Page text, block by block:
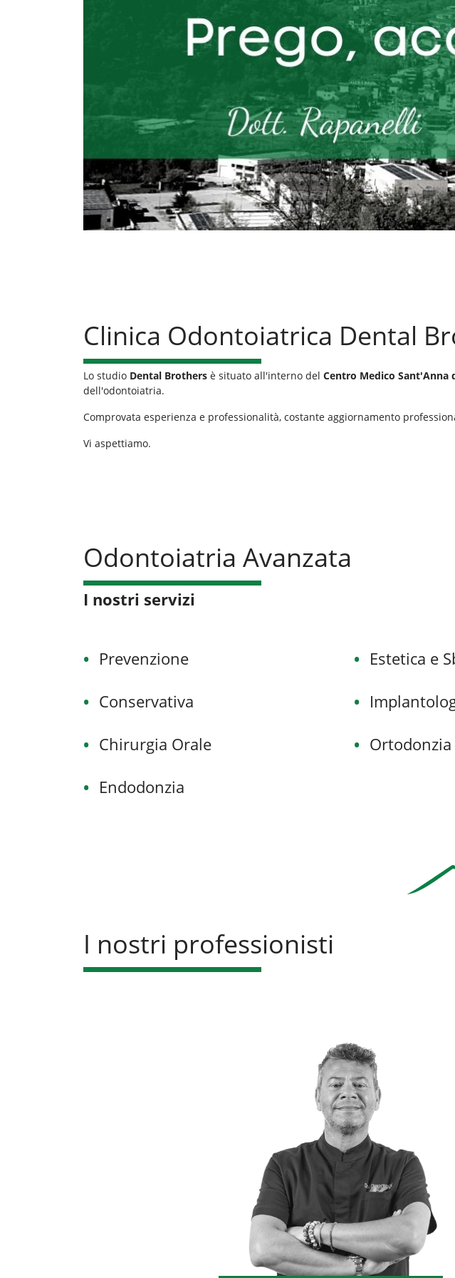
Clinica Odontoiatrica Dental
Lo studio Dental Brothers è situato all'interno del Centro Medico Sant'Anna
dell'odontoiatria.
Comprovata esperienza e professionalità, costante aggiornamento
Vi aspettiamo.
Odontoiatria Avanzata
I nostri servizi
Prevenzione
Conservativa
Chirurgia Orale
Endodonzia
Estetica e
Ortodonzia
I nostri professionisti